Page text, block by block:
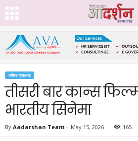
ग्लैमर ग्राउन्ड
तीसरी बार कान्स
भारतीय सिनेमा
By Aadarshan Team - May 15, 2026 165